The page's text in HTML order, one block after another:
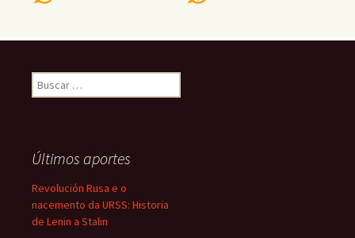
Buscar:
Últimos aportes
Revolución Rusa e o
nacemento da URSS: Historia
de Lenin a Stalin